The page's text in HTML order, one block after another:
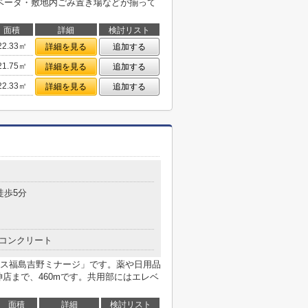
タ・敷地内ごみ置き場などが揃って
面積 詳細
検討リスト
㎡
詳細を見る
追加する
㎡
詳細を見る
追加する
㎡
詳細を見る 追加する
歩5分
ンクリート
福島吉野ミナージ」です。薬や日用品
まで、460mです。共用部にはエレベ
面積 詳細 検討リスト